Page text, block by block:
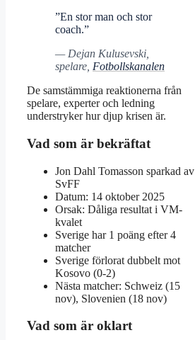
”En stor man och stor
coach.”
— Dejan Kulusevski,
spelare, Fotbollskanalen
De samstämmiga reaktionerna från
spelare, experter och ledning
understryker hur djup krisen är.
Vad som är bekräftat
Jon Dahl Tomasson sparkad av
SvFF
Datum: 14 oktober 2025
Orsak: Dåliga resultat i VM-
kvalet
Sverige har 1 poäng efter 4
matcher
Sverige förlorat dubbelt mot
Kosovo (0-2)
Nästa matcher: Schweiz (15
nov), Slovenien (18 nov)
Vad som är oklart